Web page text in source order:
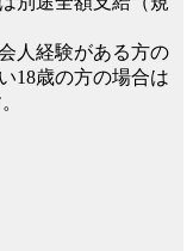
人経験がある方の
18歳の方の場合は